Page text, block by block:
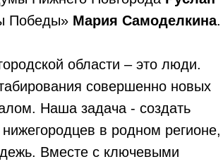
Победы» Мария Самоделкина.
области – это люди.
совершенно новых
Наша задача - создать
в родном регионе,
Вместе с ключевыми